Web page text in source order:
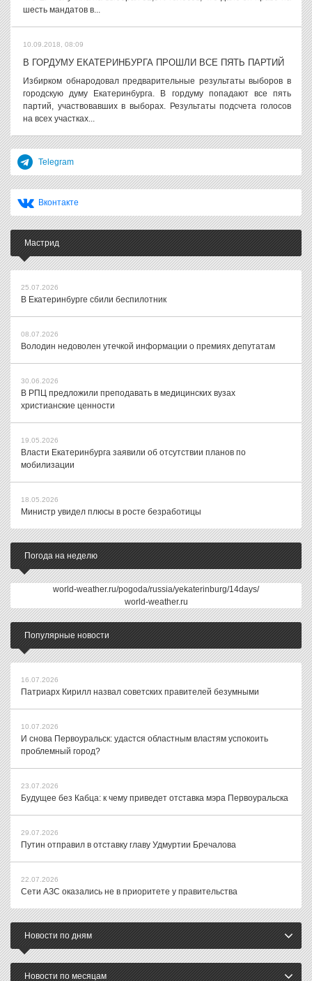
шесть мандатов в...
10.09.2018, 08:09
В ГОРДУМУ ЕКАТЕРИНБУРГА ПРОШЛИ ВСЕ ПЯТЬ ПАРТИЙ
Избирком обнародовал предварительные результаты выборов в
городскую думу Екатеринбурга. В гордуму попадают все пять
партий, участвовавших в выборах. Результаты подсчета голосов
на всех участках...
Telegram
Вконтакте
Мастрид
25.07.2026
В Екатеринбурге сбили беспилотник
08.07.2026
Володин недоволен утечкой информации о премиях депутатам
30.06.2026
В РПЦ предложили преподавать в медицинских вузах
христианские ценности
19.05.2026
Власти Екатеринбурга заявили об отсутствии планов по
мобилизации
18.05.2026
Министр увидел плюсы в росте безработицы
Погода на неделю
world-weather.ru/pogoda/russia/yekaterinburg/14days/
world-weather.ru
Популярные новости
16.07.2026
Патриарх Кирилл назвал советских правителей безумными
10.07.2026
И снова Первоуральск: удастся областным властям успокоить
проблемный город?
23.07.2026
Будущее без Кабца: к чему приведет отставка мэра Первоуральска
29.07.2026
Путин отправил в отставку главу Удмуртии Бречалова
22.07.2026
Сети АЗС оказались не в приоритете у правительства
Новости по дням
Новости по месяцам